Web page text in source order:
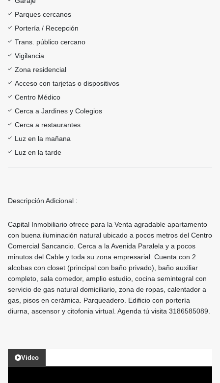
Parques cercanos
Portería / Recepción
Trans. público cercano
Vigilancia
Zona residencial
Acceso con tarjetas o dispositivos
Centro Médico
Cerca a Jardines y Colegios
Cerca a restaurantes
Luz en la mañana
Luz en la tarde
Descripción Adicional :
Capital Inmobiliario ofrece para la Venta agradable apartamento
con buena iluminación natural ubicado a pocos metros del Centro
Comercial Sancancio. Cerca a la Avenida Paralela y a pocos
minutos del Cable y toda su zona empresarial. Cuenta con 2
alcobas con closet (principal con baño privado), baño auxiliar
completo, sala comedor, amplio estudio, cocina semintegral con
servicio de gas natural domiciliario, zona de ropas, calentador a
gas, pisos en cerámica. Parqueadero. Edificio con portería
diurna, ascensor y citofonia virtual. Agenda tú visita 3186585089.
Video